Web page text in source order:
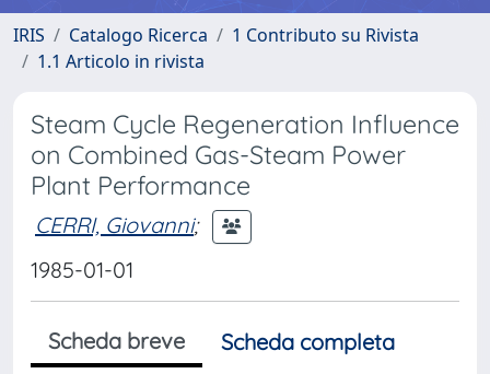
IRIS Catalogo Ricerca
1 Contributo su Rivista
1.1 Articolo in rivista
Steam Cycle Regeneration Influence
on Combined Gas-Steam Power
Plant Performance
CERRI, Giovanni;
1985-01-01
Scheda breve
Scheda completa